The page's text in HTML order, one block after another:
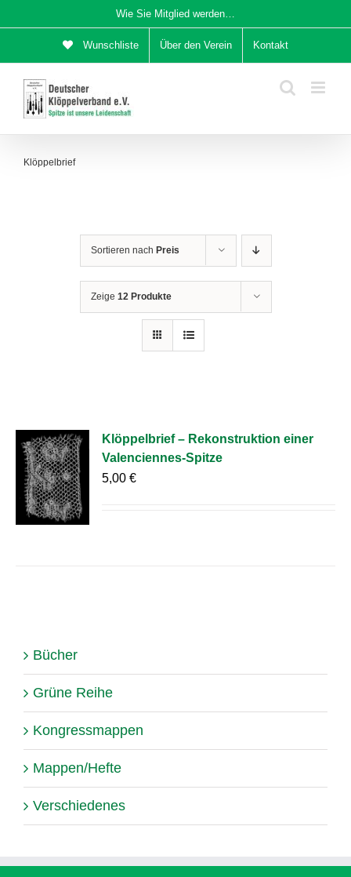
Inhalt
Wie Sie Mitglied werden…
Wunschliste Über den Verein Kontakt
Klöppelbrief
Sortieren nach Preis
Zeige 12 Produkte
Klöppelbrief – Rekonstruktion einer
Valenciennes-Spitze
5,00€
Bücher
Grüne Reihe
Kongressmappen
Mappen/Hefte
Verschiedenes